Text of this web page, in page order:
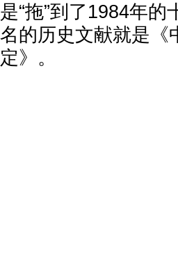
是“拖”到了1984年
名的历史文献就是《
定》。